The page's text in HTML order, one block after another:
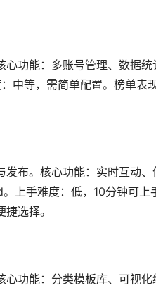
功能：多账号管理、数据
中等，需简单配置。榜单表
布。核心功能：实时互动
上手难度：低，10分钟可
选择。
功能：分类模板库、可视